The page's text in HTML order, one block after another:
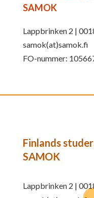
SAMOK
Lappbrinken 2 |
samok(at)samok.fi
FO-nummer:
Finlands
SAMOK
Lappbrinken 2 |